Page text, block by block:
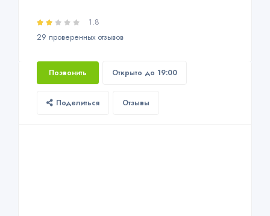
1.8
29 проверенных отзывов
Позвонить Открыто до 19:00
Поделиться Отзывы